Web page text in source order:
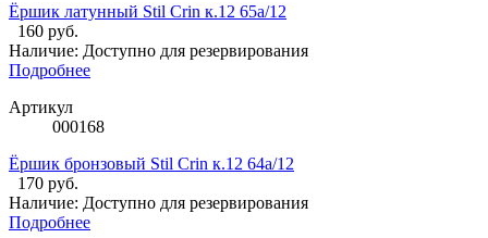
Ёршик латунный Stil Crin к.12 65а/12
160 руб.
Наличие: Доступно для резервирования
Подробнее
Артикул
000168
Ёршик бронзовый Stil Crin к.12 64а/12
170 руб.
Наличие: Доступно для резервирования
Подробнее